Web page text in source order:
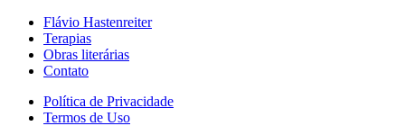
Flávio Hastenreiter
Terapias
Obras literárias
Contato
Política de Privacidade
Termos de Uso